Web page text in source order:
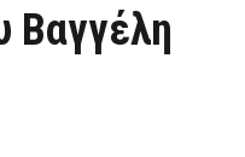
Βαγγέλη